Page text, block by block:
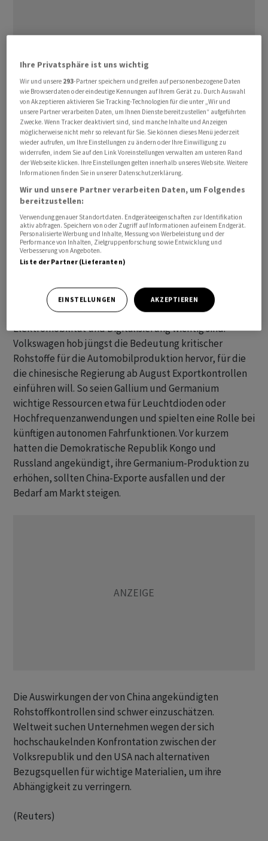
Der französische Wirtschafts- und Finanzminister Bruno
Le Maire kündigte am Sonntag an, er werde die EU-
Kommission auffordern, Germanium und Gallium in den
Katalog der Rohstoffe aufzunehmen, bei denen die EU
Selbstversorger sein sollte. "Ziehen wir es vor, diese
Produkte aus China zu importieren, wo sie unter
schlechten ökologischen Bedingungen hergestellt
ökologischen Standards?", sagte Le Maire dem
Fernsehsender LCI. Er fügte hinzu, dass er die zweite
Option bevorzuge.
Westliche Autohersteller und Maschinenbauer bereiten
sich mittlerweile auf chinesische
Exportbeschränkungen für Rohstoffe vor, die für die
Elektromobilität und Digitalisierung wichtig sind.
Volkswagen hob jüngst die Bedeutung kritischer
Rohstoffe für die Automobilproduktion hervor, für die
die chinesische Regierung ab August Exportkontrollen
einführen will. So seien Gallium und Germanium
wichtige Ressourcen etwa für Leuchtdioden oder
Hochfrequenzanwendungen und spielten eine Rolle bei
künftigen autonomen Fahrfunktionen. Vor kurzem
hatten die Demokratische Republik Kongo und
Russland angekündigt, ihre Germanium-Produktion zu
erhöhen, sollten China-Exporte ausfallen und der
Bedarf am Markt steigen.
Die Auswirkungen der von China angekündigten
Rohstoffkontrollen sind schwer einzuschätzen.
Weltweit suchen Unternehmen wegen der sich
hochschaukelnden Konfrontation zwischen der
Volksrepublik und den USA nach alternativen
Bezugsquellen für wichtige Materialien, um ihre
Abhängigkeit zu verringern.
(Reuters)
Ihre Privatsphäre ist uns wichtig
Wir und unsere 293-Partner speichern und greifen auf personenbezogene Daten
wie Browserdaten oder eindeutige Kennungen auf Ihrem Gerät zu. Durch Auswahl
von Akzeptieren aktivieren Sie Tracking-Technologien für die unter „Wir und
unsere Partner verarbeiten Daten, um Ihnen Dienste bereitzustellen“ aufgeführten
Zwecke. Wenn Tracker deaktiviert sind, sind manche Inhalte und Anzeigen
möglicherweise nicht mehr so relevant für Sie. Sie können dieses Menü jederzeit
wieder aufrufen, um Ihre Einstellungen zu ändern oder Ihre Einwilligung zu
widerrufen, indem Sie auf den Link Voreinstellungen verwalten am unteren Rand
der Webseite klicken. Ihre Einstellungen gelten innerhalb unseres Website. Weitere
Informationen finden Sie in unserer Datenschutzerklärung.
Wir und unsere Partner verarbeiten Daten, um Folgendes
bereitzustellen:
Verwendung genauer Standortdaten. Endgeräteeigenschaften zur Identifikation
aktiv abfragen. Speichern von oder Zugriff auf Informationen auf einem Endgerät.
Personalisierte Werbung und Inhalte, Messung von Werbeleistung und der
Performance von Inhalten, Zielgruppenforschung sowie Entwicklung und
Verbesserung von Angeboten.
Liste der Partner (Lieferanten)
EINSTELLUNGEN AKZEPTIEREN